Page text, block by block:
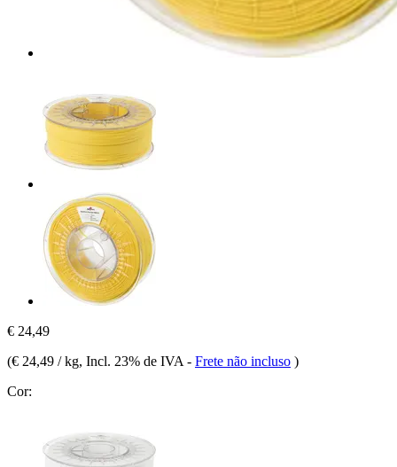
€ 24,49
(€ 24,49 / kg, Incl. 23% de IVA - Frete não incluso )
Cor: